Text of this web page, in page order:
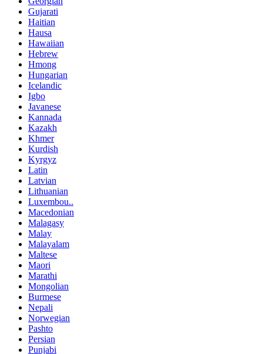
Gujarati
Haitian
Hausa
Hawaiian
Hebrew
Hmong
Hungarian
Icelandic
Igbo
Javanese
Kannada
Kazakh
Khmer
Kurdish
Kyrgyz
Latin
Latvian
Lithuanian
Luxembou..
Macedonian
Malagasy
Malay
Malayalam
Maltese
Maori
Marathi
Mongolian
Burmese
Nepali
Norwegian
Pashto
Persian
Punjabi